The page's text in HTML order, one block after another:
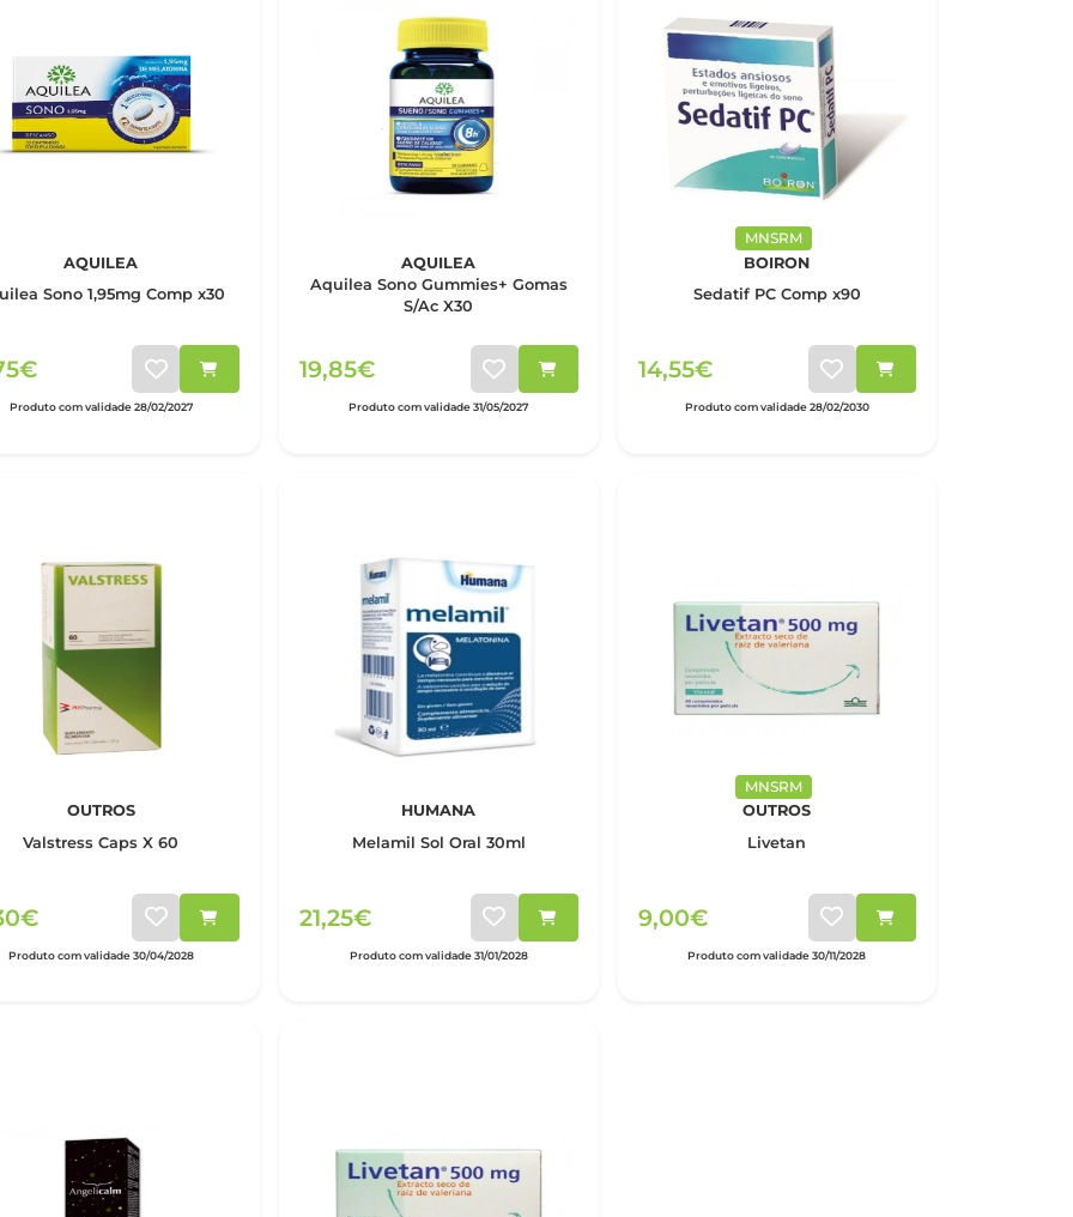
AQUILEA
Sono 1,95mg Comp x30
Produto com validade 28/02/2027
AQUILEA
Aquilea Sono Gummies+ Gomas
S/Ac X30
19,85€
Produto com validade 31/05/2027
MNSRM
BOIRON
Sedatif PC Comp x90
14,55€
Produto com validade 28/02/2030
OUTROS
Valstress Caps X 60
Produto com validade 30/04/2028
HUMANA
Melamil Sol Oral 30ml
21,25€
Produto com validade 31/01/2028
MNSRM
OUTROS
Livetan
9,00€
Produto com validade 30/11/2028